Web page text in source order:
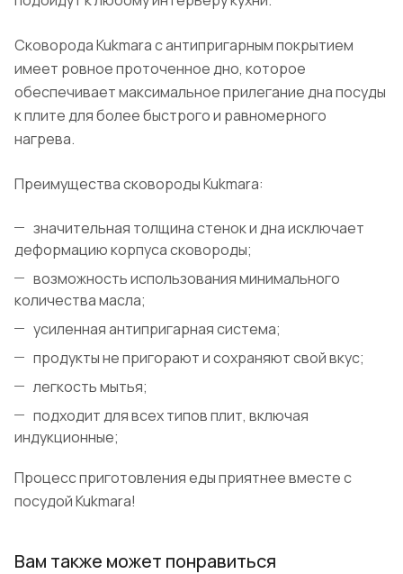
Сковорода Kukmara с антипригарным покрытием
имеет ровное проточенное дно, которое
обеспечивает максимальное прилегание дна посуды
к плите для более быстрого и равномерного
нагрева.
Преимущества сковороды Kukmara:
значительная толщина стенок и дна исключает
деформацию корпуса сковороды;
возможность использования минимального
количества масла;
усиленная антипригарная система;
продукты не пригорают и сохраняют свой вкус;
легкость мытья;
подходит для всех типов плит, включая
индукционные;
Процесс приготовления еды приятнее вместе с
посудой Kukmara!
Вам также может понравиться